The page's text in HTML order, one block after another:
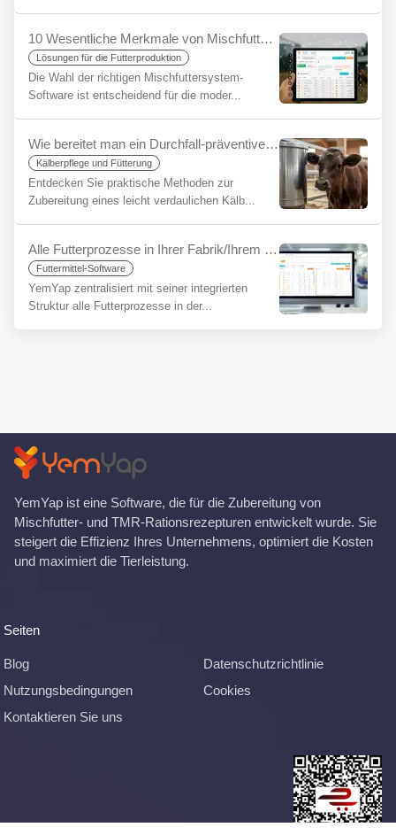
10 Wesentliche Merkmale von Mischfuttersystemen und der YemYap Unterschied
Lösungen für die Futterproduktion
Die Wahl der richtigen Mischfuttersystem-
Software ist entscheidend für die moder...
Wie bereitet man ein Durchfall-präventives Kälberfutter zu? Das Geheimnis eines gesunden Starts
Kälberpflege und Fütterung
Entdecken Sie praktische Methoden zur
Zubereitung eines leicht verdaulichen Kälb...
Alle Futterprozesse in Ihrer Fabrik/Ihrem Betrieb auf einer einzigen Plattform mit YemYap: Die Leichtigkeit der Integration
Futtermittel-Software
YemYap zentralisiert mit seiner integrierten
Struktur alle Futterprozesse in der...
YemYap ist eine Software, die für die Zubereitung von
Mischfutter- und TMR-Rationsrezepturen entwickelt wurde. Sie
steigert die Effizienz Ihres Unternehmens, optimiert die Kosten
und maximiert die Tierleistung.
Seiten
Blog
Datenschutzrichtlinie
Nutzungsbedingungen
Cookies
Kontaktieren Sie uns